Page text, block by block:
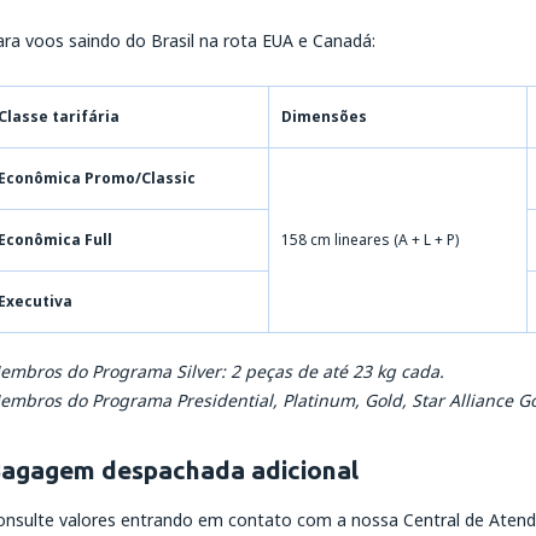
voos saindo do Brasil na rota EUA e Canadá:
Classe tarifária Dimensões
Econômica Promo/Classic
158 cm lineares (A + L + P)
Econômica Full
Executiva
do Programa Silver: 2 peças de até 23 kg cada.
do Programa Presidential, Platinum, Gold, Star Alliance
despachada adicional
valores entrando em contato com a nossa Central de